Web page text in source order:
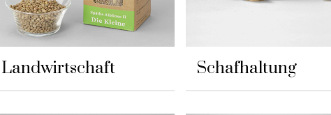
Landwirtschaft Schafhaltung